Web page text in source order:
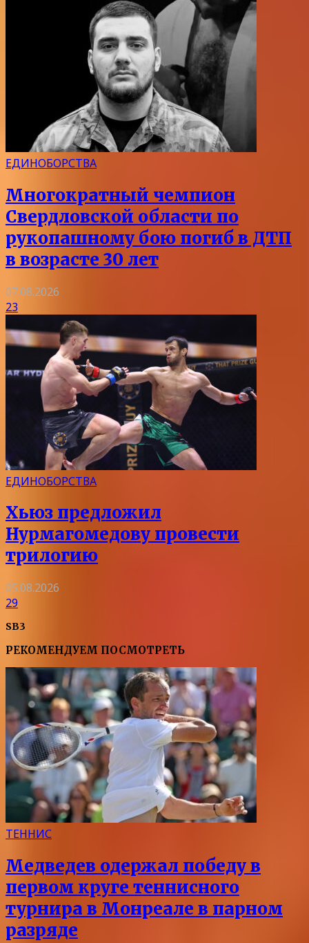
ЕДИНОБОРСТВА
Многократный чемпион
Свердловской области по
рукопашному бою погиб в ДТП
в возрасте 30 лет
07.08.2026
23
ЕДИНОБОРСТВА
Хьюз предложил
Нурмагомедову провести
трилогию
05.08.2026
29
SB3
РЕКОМЕНДУЕМ ПОСМОТРЕТЬ
ТЕННИС
Медведев одержал победу в
первом круге теннисного
турнира в Монреале в парном
разряде